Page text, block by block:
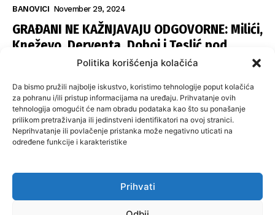
Politika korišćenja kolačića
Da bismo pružili najbolje iskustvo, koristimo tehnologije poput kolačića
za pohranu i/ili pristup informacijama na uređaju. Prihvatanje ovih
tehnologija omogućit će nam obradu podataka kao što su ponašanje
prilikom pretraživanja ili jedinstveni identifikatori na ovoj stranici.
Neprihvatanje ili povlačenje pristanka može negativno uticati na
određene funkcije i karakteristike
Prihvati
BANOVICI November 29, 2024
GRAĐANI NE KAŽNJAVAJU ODGOVORNE: Milići,
Kneževo, Derventa, Doboj i Teslić pod
šapom istih stranaka
SNSD UČVRSTIO VLAST U ISTOČNOM
SARAJEVU: Opoziciji dvije opštine, slijedi
raspodjela funkcija
Politika privatnosti